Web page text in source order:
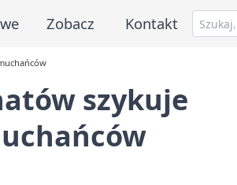
Zobacz Kontakt
szykuje